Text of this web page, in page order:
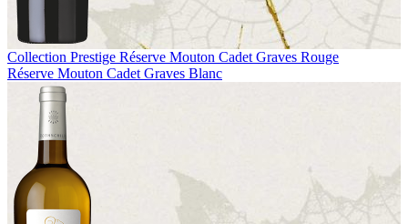
Collection Prestige Réserve Mouton Cadet Graves Rouge
Réserve Mouton Cadet Graves Blanc